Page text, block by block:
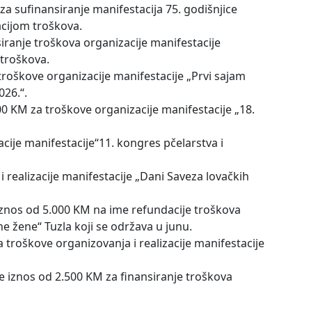
sufinansiranje manifestacija 75. godišnjice
troškova.
troškova organizacije manifestacije
organizacije manifestacije „Prvi sajam
KM za troškove organizacije manifestacije „18.
manifestacije“11. kongres pčelarstva i
manifestacije „Dani Saveza lovačkih
od 5.000 KM na ime refundacije troškova
žene“ Tuzla koji se održava u junu.
troškove organizovanja i realizacije manifestacije
od 2.500 KM za finansiranje troškova